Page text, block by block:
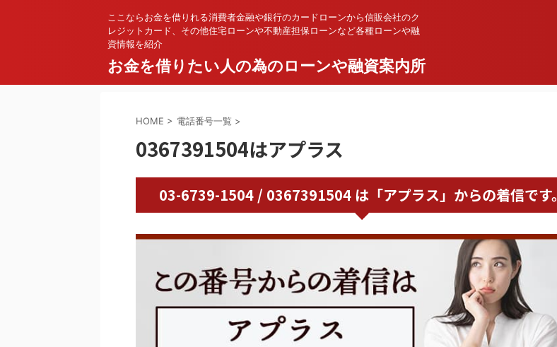
ここならお金を借りれる消費者金融や銀行のカードローンから信販会社のク
レジットカード、その他住宅ローンや不動産担保ローンなど各種ローンや融
資情報を紹介
お金を借りたい人の為のローンや融資案内所
HOME > 電話番号一覧 >
0367391504はアプラス
03-6739-1504 / 0367391504 は「アプラス」からの着信です。